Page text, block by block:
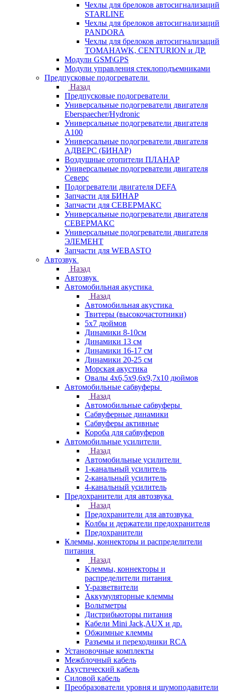
Чехлы для брелоков автосигнализаций
STARLINE
Чехлы для брелоков автосигнализаций
PANDORA
Чехлы для брелоков автосигнализаций
TOMAHAWK, CENTURION и ДР.
Модули GSM\GPS
Модули управления стеклоподъемниками
Предпусковые подогреватели
Назад
Предпусковые подогреватели
Универсальные подогреватели двигателя
Eberspaecher/Hydronic
Универсальные подогреватели двигателя
A100
Универсальные подогреватели двигателя
АДВЕРС (БИНАР)
Воздушные отопители ПЛАНАР
Универсальные подогреватели двигателя
Северс
Подогреватели двигателя DEFA
Запчасти для БИНАР
Запчасти для СЕВЕРМАКС
Универсальные подогреватели двигателя
СЕВЕРМАКС
Универсальные подогреватели двигателя
ЭЛЕМЕНТ
Запчасти для WEBASTO
Автозвук
Назад
Автозвук
Автомобильная акустика
Назад
Автомобильная акустика
Твитеры (высокочастотники)
5x7 дюймов
Динамики 8-10см
Динамики 13 см
Динамики 16-17 см
Динамики 20-25 см
Морская акустика
Овалы 4х6,5х9,6x9,7х10 дюймов
Автомобильные сабвуферы
Назад
Автомобильные сабвуферы
Сабвуферные динамики
Сабвуферы активные
Короба для сабвуферов
Автомобильные усилители
Назад
Автомобильные усилители
1-канальный усилитель
2-канальный усилитель
4-канальный усилитель
Предохранители для автозвука
Назад
Предохранители для автозвука
Колбы и держатели предохранителя
Предохранители
Клеммы, коннекторы и распределители
питания
Назад
Клеммы, коннекторы и
распределители питания
Y-разветвители
Аккумуляторные клеммы
Вольтметры
Дистрибьюторы питания
Кабели Mini Jack,AUX и др.
Обжимные клеммы
Разъемы и переходники RCA
Установочные комплекты
Межблочный кабель
Акустический кабель
Силовой кабель
Преобразователи уровня и шумоподавители